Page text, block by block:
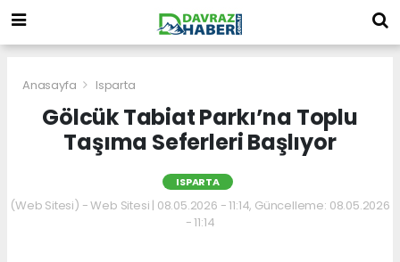
Anasayfa Isparta
Gölcük Tabiat Parkı’na Toplu
Taşıma Seferleri Başlıyor
ISPARTA
(Web Sitesi) - Web Sitesi | 08.05.2026 - 11:14, Güncelleme: 08.05.2026
- 11:14